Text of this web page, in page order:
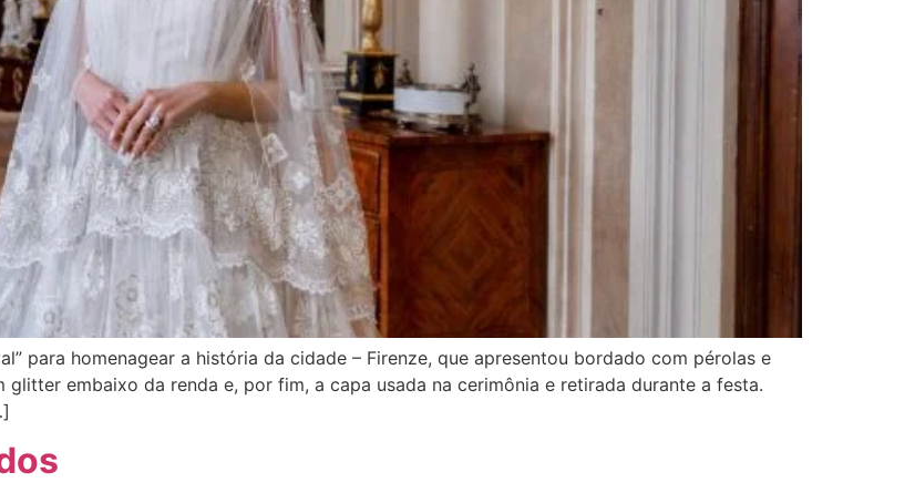
para homenagear a história da cidade – Firenze, que apresentou bordado com pérolas e
embaixo da renda e, por fim, a capa usada na cerimônia e retirada durante a festa.